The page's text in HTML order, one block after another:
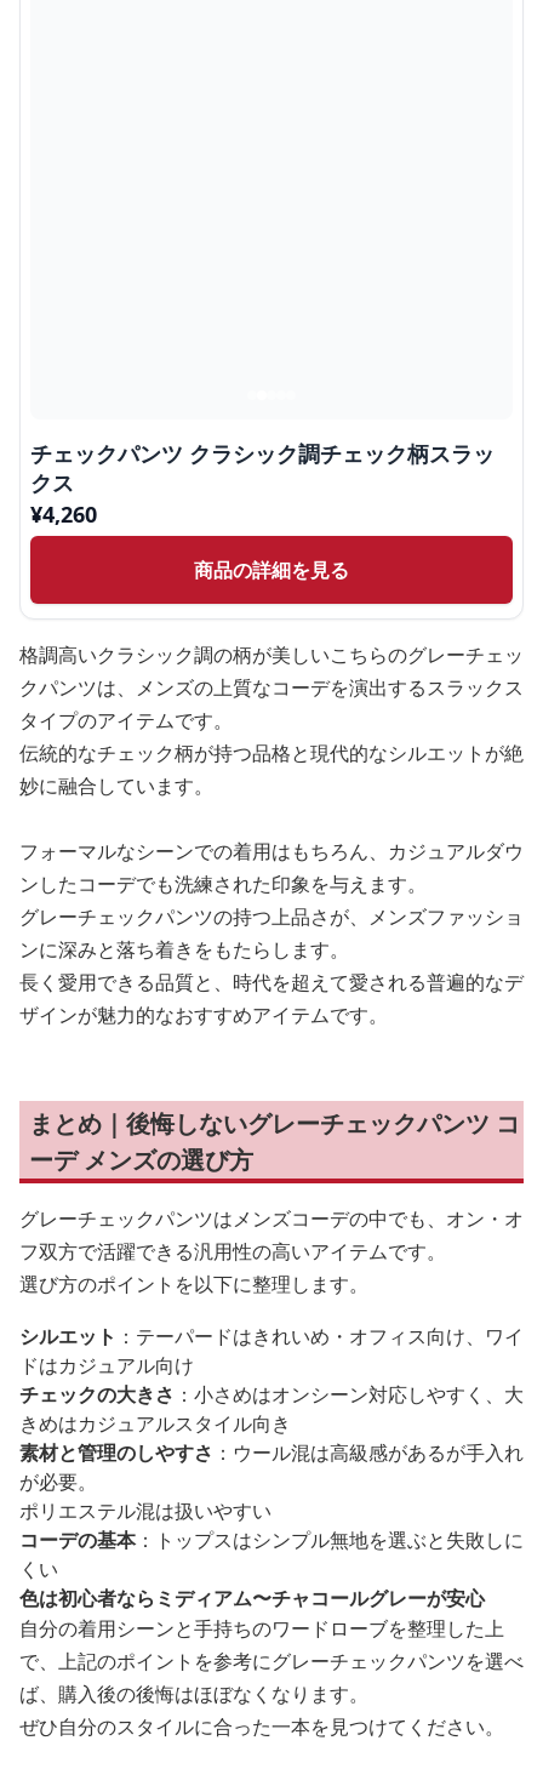
チェックパンツ クラシック調チェック柄スラッ
クス
¥4,260
商品の詳細を見る
格調高いクラシック調の柄が美しいこちらのグレーチェッ
クパンツは、メンズの上質なコーデを演出するスラックス
タイプのアイテムです。
伝統的なチェック柄が持つ品格と現代的なシルエットが絶
妙に融合しています。
フォーマルなシーンでの着用はもちろん、カジュアルダウ
ンしたコーデでも洗練された印象を与えます。
グレーチェックパンツの持つ上品さが、メンズファッショ
ンに深みと落ち着きをもたらします。
長く愛用できる品質と、時代を超えて愛される普遍的なデ
ザインが魅力的なおすすめアイテムです。
まとめ｜後悔しないグレーチェックパンツ コ
ーデ メンズの選び方
グレーチェックパンツはメンズコーデの中でも、オン・オ
フ双方で活躍できる汎用性の高いアイテムです。
選び方のポイントを以下に整理します。
シルエット ：テーパードはきれいめ・オフィス向け、ワイ
ドはカジュアル向け
チェックの大きさ ：小さめはオンシーン対応しやすく、大
きめはカジュアルスタイル向き
素材と管理のしやすさ ：ウール混は高級感があるが手入れ
が必要。
ポリエステル混は扱いやすい
コーデの基本：トップスはシンプル無地を選ぶと失敗しに
くい
色は初心者ならミディアム〜チャコールグレーが安心
自分の着用シーンと手持ちのワードローブを整理した上
で、上記のポイントを参考にグレーチェックパンツを選べ
ば、購入後の後悔はほぼなくなります。
ぜひ自分のスタイルに合った一本を見つけてください。